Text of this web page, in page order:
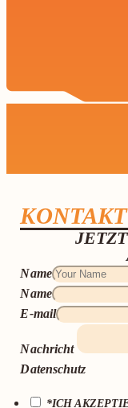
KONTAKT
Name
Name
E-mail
Nachricht
Datenschutz
*ICH